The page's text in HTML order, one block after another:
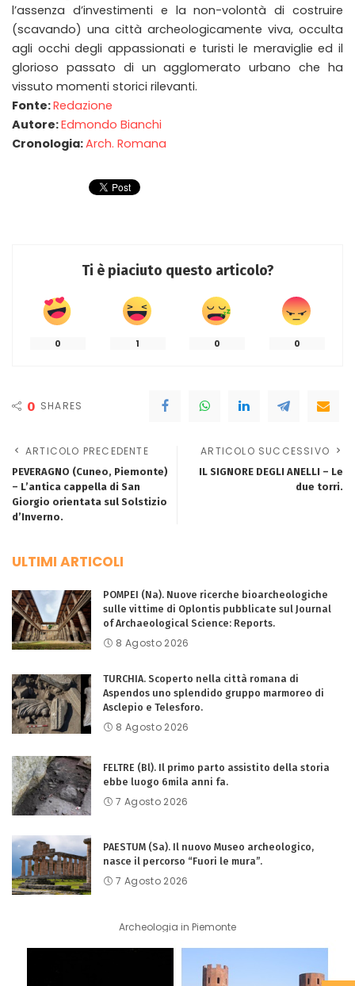
l’assenza d’investimenti e la non-volontà di costruire
(scavando) una città archeologicamente viva, occulta
agli occhi degli appassionati e turisti le meraviglie ed il
glorioso passato di un agglomerato urbano che ha
vissuto momenti storici rilevanti.
Fonte:Redazione
Autore:Edmondo Bianchi
Cronologia:Arch. Romana
Ti è piaciuto questo articolo?
0 1 0 0
0 SHARES
ARTICOLO PRECEDENTE
PEVERAGNO (Cuneo, Piemonte)
– L’antica cappella di San
Giorgio orientata sul Solstizio
d’Inverno.
ARTICOLO SUCCESSIVO
IL SIGNORE DEGLI ANELLI – Le
due torri.
ULTIMI ARTICOLI
POMPEI (Na). Nuove ricerche bioarcheologiche
sulle vittime di Oplontis pubblicate sul Journal
of Archaeological Science: Reports.
8 Agosto 2026
TURCHIA. Scoperto nella città romana di
Aspendos uno splendido gruppo marmoreo di
Asclepio e Telesforo.
8 Agosto 2026
FELTRE (Bl). Il primo parto assistito della storia
ebbe luogo 6mila anni fa.
7 Agosto 2026
PAESTUM (Sa). Il nuovo Museo archeologico,
nasce il percorso “Fuori le mura”.
7 Agosto 2026
Archeologia in Piemonte